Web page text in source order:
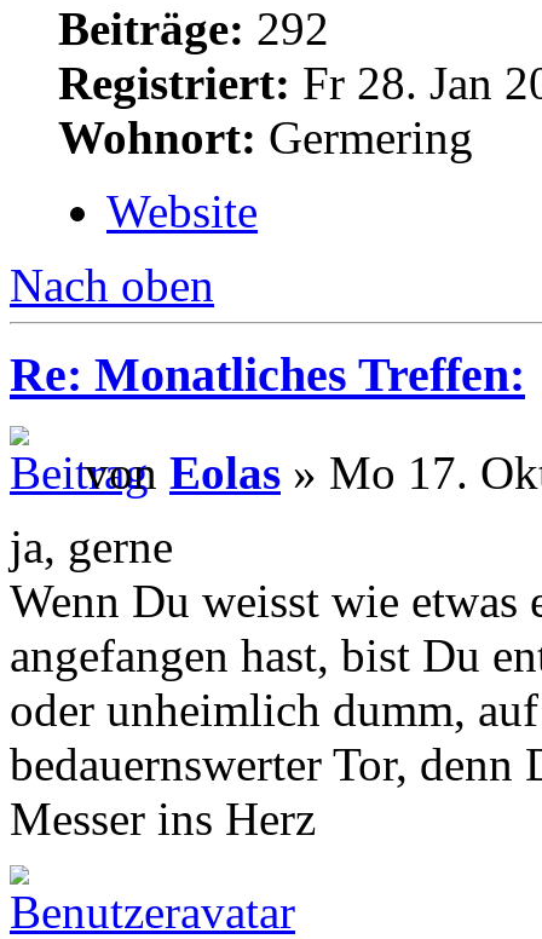
Beiträge: 292
Registriert: Fr 28. Jan
Wohnort: Germering
Website
Nach oben
Re: Monatliches Treffen:
von Eolas » Mo 17.
ja, gerne
Wenn Du weisst wie
angefangen hast, bist Du
oder unheimlich dumm,
bedauernswerter Tor,
Messer ins Herz